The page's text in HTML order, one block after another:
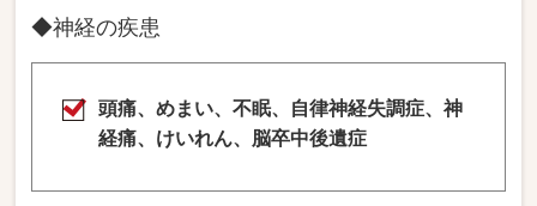
◆神経の疾患
頭痛、めまい、不眠、自律神経失調症、神
経痛、けいれん、脳卒中後遺症